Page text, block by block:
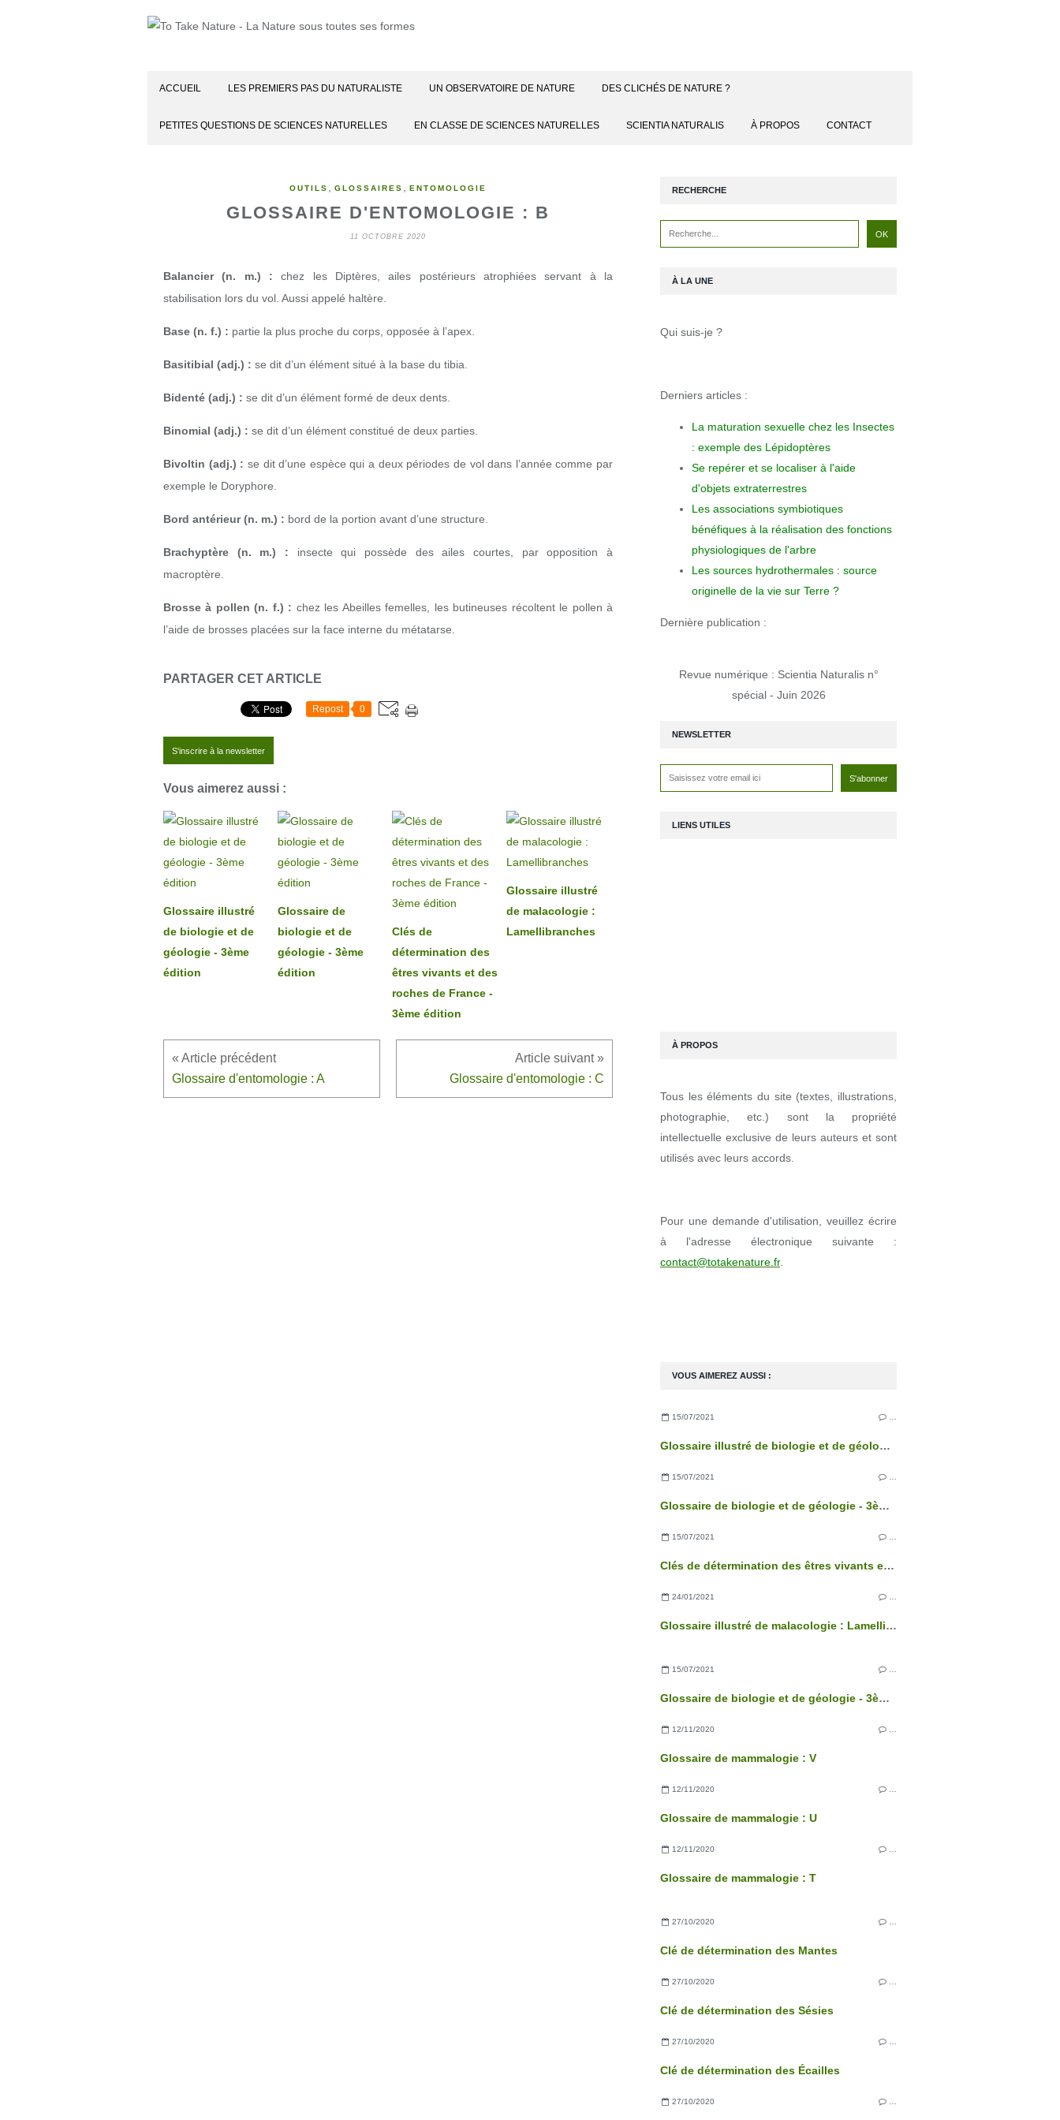
ACCUEIL LES PREMIERS PAS DU NATURALISTE UN OBSERVATOIRE DE NATURE DES CLICHÉS DE NATURE ?
PETITES QUESTIONS DE SCIENCES NATURELLES EN CLASSE DE SCIENCES NATURELLES SCIENTIA NATURALIS À PROPOS CONTACT
OUTILS GLOSSAIRES ENTOMOLOGIE
GLOSSAIRE D'ENTOMOLOGIE : B
11 OCTOBRE 2020
Balancier (n. m.) : chez les Diptères, ailes postérieurs atrophiées servant à la
stabilisation lors du vol. Aussi appelé haltère.
Base (n. f.) : partie la plus proche du corps, opposée à l’apex.
Basitibial (adj.) : se dit d’un élément situé à la base du tibia.
Bidenté (adj.) : se dit d’un élément formé de deux dents.
Binomial (adj.) : se dit d’un élément constitué de deux parties.
Bivoltin (adj.) : se dit d’une espèce qui a deux périodes de vol dans l’année comme par
exemple le Doryphore.
Bord antérieur (n. m.) : bord de la portion avant d’une structure.
Brachyptère (n. m.) : insecte qui possède des ailes courtes, par opposition à
macroptère.
Brosse à pollen (n. f.) : chez les Abeilles femelles, les butineuses récoltent le pollen à
l’aide de brosses placées sur la face interne du métatarse.
PARTAGER CET ARTICLE
Repost 0
S'inscrire à la newsletter
Vous aimerez aussi :
Glossaire illustré
de biologie et de
géologie - 3ème
édition
Glossaire de
biologie et de
géologie - 3ème
édition
Clés de
détermination des
êtres vivants et des
roches de France -
3ème édition
Glossaire illustré
de malacologie :
Lamellibranches
Glossaire d'entomologie : A Glossaire d'entomologie : C
NEWSLETTER
RECHERCHE
VOUS AIMEREZ AUSSI :
15/07/2021
Glossaire illustré de biologie et de géologie - 3ème édition
15/07/2021
Glossaire de biologie et de géologie - 3ème édition
15/07/2021
Clés de détermination des êtres vivants et des roches de France - 3ème édition
24/01/2021
Glossaire illustré de malacologie : Lamellibranches
15/07/2021
Glossaire de biologie et de géologie - 3ème édition
12/11/2020
Glossaire de mammalogie : V
12/11/2020
Glossaire de mammalogie : U
12/11/2020
Glossaire de mammalogie : T
27/10/2020
Clé de détermination des Mantes
27/10/2020
Clé de détermination des Sésies
27/10/2020
Clé de détermination des Écailles
27/10/2020
À LA UNE
Qui suis-je ?
Derniers articles :
La maturation sexuelle chez les Insectes
: exemple des Lépidoptères
Se repérer et se localiser à l'aide
d'objets extraterrestres
Les associations symbiotiques
bénéfiques à la réalisation des fonctions
physiologiques de l'arbre
Les sources hydrothermales : source
originelle de la vie sur Terre ?
Dernière publication :
Revue numérique : Scientia Naturalis n°
spécial - Juin 2026
LIENS UTILES
À PROPOS
Tous les éléments du site (textes, illustrations,
photographie, etc.) sont la propriété
intellectuelle exclusive de leurs auteurs et sont
utilisés avec leurs accords.
Pour une demande d'utilisation, veuillez écrire
à l'adresse électronique suivante :
contact@totakenature.fr